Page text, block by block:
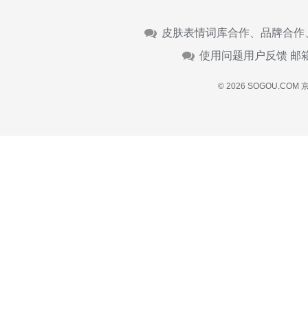
皮肤表情词库合作、品牌合
使用问题用户反馈 邮
© 2026 SOGOU.COM